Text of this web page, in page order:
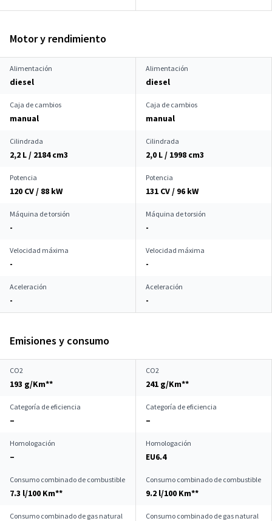
Motor y rendimiento
Alimentación
diesel
Alimentación
diesel
Caja de cambios
manual
Caja de cambios
manual
Cilindrada
2,2 L / 2184 cm3
Cilindrada
2,0 L / 1998 cm3
Potencia
120 CV / 88 kW
Potencia
131 CV / 96 kW
Máquina de torsión
-
Máquina de torsión
-
Velocidad máxima
-
Velocidad máxima
-
Aceleración
-
Aceleración
-
Emisiones y consumo
CO2
193 g/Km**
CO2
241 g/Km**
Categoría de eficiencia
–
Categoría de eficiencia
–
Homologación
–
Homologación
EU6.4
Consumo combinado de combustible
7.3 l/100 Km**
Consumo combinado de combustible
9.2 l/100 Km**
Consumo combinado de gas natural Consumo combinado de gas natural